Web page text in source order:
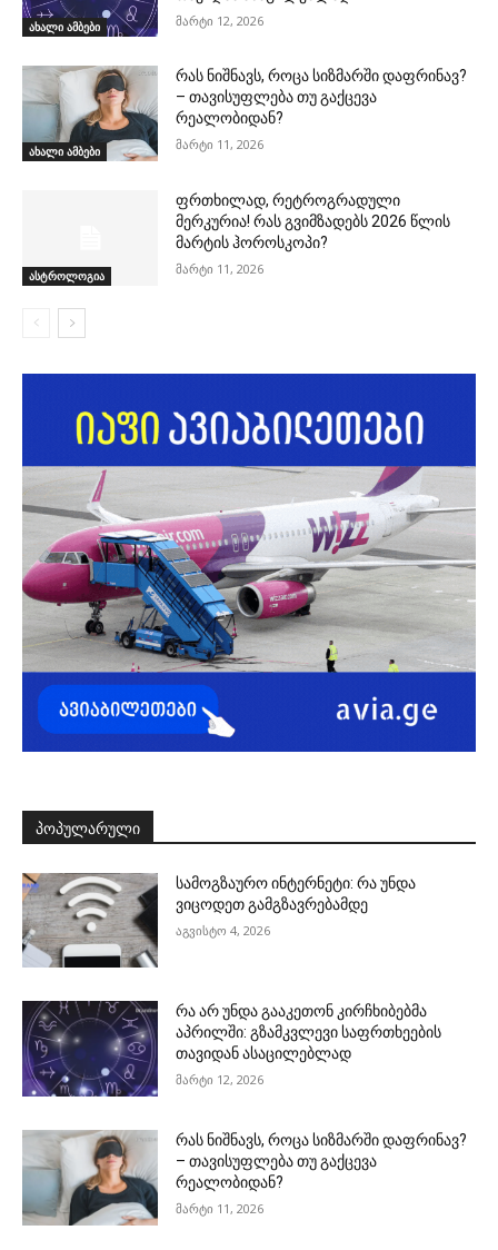
ახალი ამბები მარტი 12, 2026
ახალი ამბები
რას ნიშნავს, როცა სიზმარში დაფრინავ?
– თავისუფლება თუ გაქცევა
რეალობიდან?
მარტი 11, 2026
ასტროლოგია
ფრთხილად, რეტროგრადული
მერკურია! რას გვიმზადებს 2026 წლის
მარტის ჰოროსკოპი?
მარტი 11, 2026
ᲞᲝᲞᲣᲚᲐᲠᲣᲚᲘ
სამოგზაურო ინტერნეტი: რა უნდა
ვიცოდეთ გამგზავრებამდე
აგვისტო 4, 2026
რა არ უნდა გააკეთონ კირჩხიბებმა
აპრილში: გზამკვლევი საფრთხეების
თავიდან ასაცილებლად
მარტი 12, 2026
რას ნიშნავს, როცა სიზმარში დაფრინავ?
– თავისუფლება თუ გაქცევა
რეალობიდან?
მარტი 11, 2026